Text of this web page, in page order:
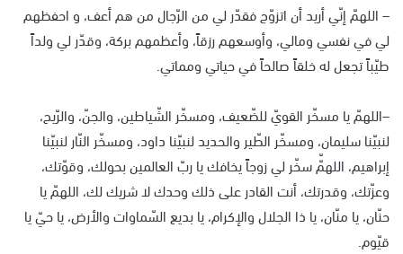
– اللهمّ إنّي أريد أن اتزوّج فقدّر لي من الرّجال من هم أعف، و احفظهم
لي في نفسي ومالي، وأوسعهم رزقاً، وأعظمهم بركة، وقدّر لي ولداً
طيّباً تجعل له خلقاً صالحاً في حياتي ومماتي.
–اللهمّ يا مسخّر القويّ للضّعيف، ومسخّر الشّياطين، والجنّ، والرّيح،
لنبيّنا سليمان، ومسخّر الطّير والحديد لنبيّنا داود، ومسخّر النّار لنبيّنا
إبراهيم، اللهمّّ سخّر لي زوجاً يخافك يا ربّ العالمين بحولك، وقوّتك،
وعزّتك، وقدرتك، أنت القادر على ذلك وحدك لا شريك لك، اللهمّ يا
حنّان، يا منّان، يا ذا الجلال والإكرام، يا بديع السّماوات والأرض، يا حيّ يا
قيّوم.